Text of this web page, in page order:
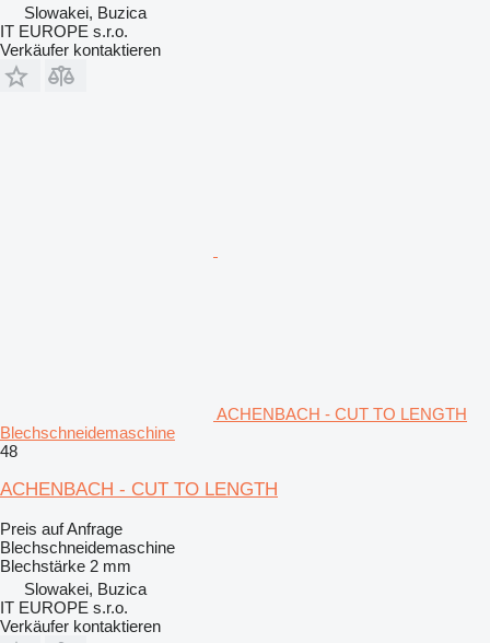
Slowakei, Buzica
IT EUROPE s.r.o.
Verkäufer kontaktieren
ACHENBACH - CUT TO LENGTH
Blechschneidemaschine
48
ACHENBACH - CUT TO LENGTH
Preis auf Anfrage
Blechschneidemaschine
Blechstärke 2 mm
Slowakei, Buzica
IT EUROPE s.r.o.
Verkäufer kontaktieren